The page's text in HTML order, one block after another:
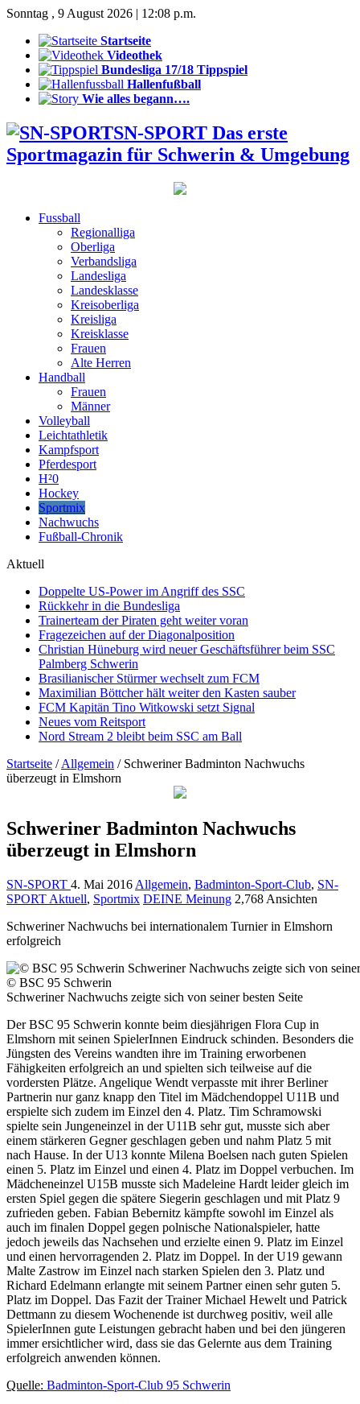
Sonntag , 9 August 2026 | 12:08 p.m.
Startseite
Videothek
Bundesliga 17/18 Tippspiel
Hallenfußball
Wie alles begann….
SN-SPORT Das erste
Sportmagazin für Schwerin & Umgebung
Fussball
Regionalliga
Oberliga
Verbandsliga
Landesliga
Landesklasse
Kreisoberliga
Kreisliga
Kreisklasse
Frauen
Alte Herren
Handball
Frauen
Männer
Volleyball
Leichtathletik
Kampfsport
Pferdesport
H²0
Hockey
Sportmix
Nachwuchs
Fußball-Chronik
Aktuell
Doppelte US-Power im Angriff des SSC
Rückkehr in die Bundesliga
Trainerteam der Piraten geht weiter voran
Fragezeichen auf der Diagonalposition
Christian Hüneburg wird neuer Geschäftsführer beim SSC
Palmberg Schwerin
Brasilianischer Stürmer wechselt zum FCM
Maximilian Böttcher hält weiter den Kasten sauber
FCM Kapitän Tino Witkowski setzt Signal
Neues vom Reitsport
Nord Stream 2 bleibt beim SSC am Ball
Startseite / Allgemein / Schweriner Badminton Nachwuchs
überzeugt in Elmshorn
Schweriner Badminton Nachwuchs
überzeugt in Elmshorn
SN-SPORT 4. Mai 2016 Allgemein, Badminton-Sport-Club, SN-
SPORT Aktuell, Sportmix DEINE Meinung 2,768 Ansichten
Schweriner Nachwuchs bei internationalem Turnier in Elmshorn
erfolgreich
© BSC 95 Schwerin
Schweriner Nachwuchs zeigte sich von seiner besten Seite
Der BSC 95 Schwerin konnte beim diesjährigen Flora Cup in
Elmshorn mit seinen SpielerInnen Eindruck schinden. Besonders die
Jüngsten des Vereins wandten ihre im Training erworbenen
Fähigkeiten erfolgreich an und spielten sich teilweise auf die
vordersten Plätze. Angelique Wendt verpasste mit ihrer Berliner
Partnerin nur ganz knapp den Titel im Mädchendoppel U11B und
erspielte sich zudem im Einzel den 4. Platz. Tim Schramowski
spielte sein Jungeneinzel in der U11B sehr gut, musste sich aber
einem stärkeren Gegner geschlagen geben und nahm Platz 5 mit
nach Hause. In der U13 konnte Milena Boelsen nach guten Spielen
einen 5. Platz im Einzel und einen 4. Platz im Doppel verbuchen. Im
Mädcheneinzel U15B musste sich Madeleine Hardt leider gleich im
ersten Spiel gegen die spätere Siegerin geschlagen und mit Platz 9
zufrieden geben. Fabian Bebernitz kämpfte sowohl im Einzel als
auch im finalen Doppel gegen polnische Nationalspieler, hatte
jedoch jeweils das Nachsehen und erzielte einen 9. Platz im Einzel
und einen hervorragenden 2. Platz im Doppel. In der U19 gewann
Malte Zastrow im Einzel nach starken Spielen den 3. Platz und
Richard Edelmann erlangte mit seinem Partner einen sehr guten 5.
Platz im Doppel. Das Fazit der Trainer Michael Hewelt und Patrick
Dettmann zu diesem Wochenende ist durchweg positiv, weil alle
SpielerInnen gute Leistungen gebracht haben und bei den jüngeren
immer ersichtlicher wird, dass sie das Gelernte aus dem Training
erfolgreich anwenden können.
Quelle: Badminton-Sport-Club 95 Schwerin